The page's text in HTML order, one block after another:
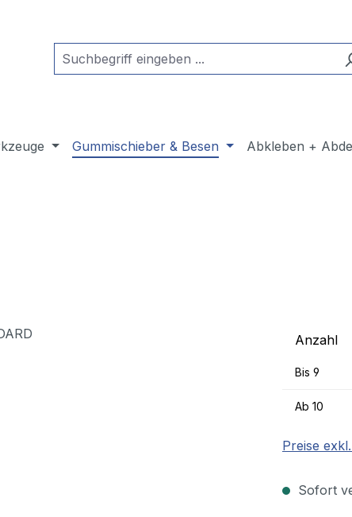
Gummischieber & Besen Abkleben +
Anzahl
Bis 9
Ab 10
Preise
Sofort